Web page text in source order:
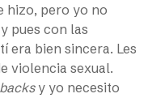
hizo, pero yo no
pues con las
era bien sincera. Les
violencia sexual.
y yo necesito